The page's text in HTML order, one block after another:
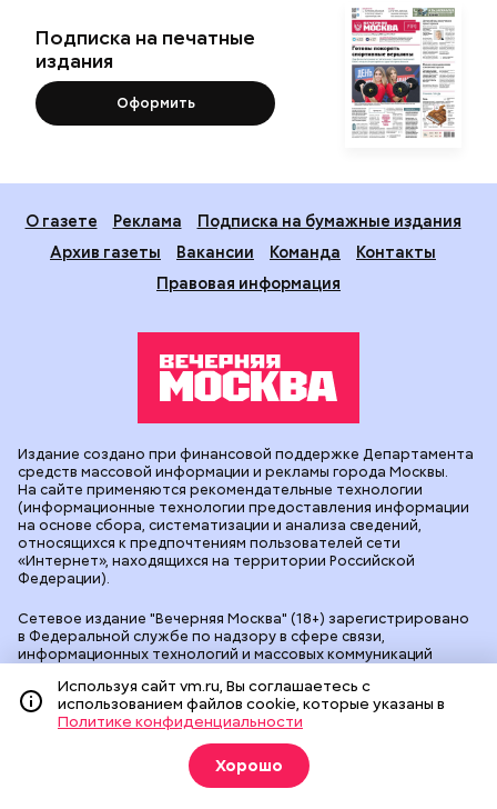
Подписка на печатные
издания
Оформить
О газете Реклама
Подписка на бумажные издания
Архив газеты
Вакансии Команда
Контакты
Правовая информация
Сетевое издание "Вечерняя Москва" (18+) зарегистрировано
в Федеральной службе по надзору в сфере связи,
информационных технологий и массовых коммуникаций
90524 от 09.12.2025. Учредитель: АО "Редакция газеты
"Вечерняя Москва". Главный редактор vm.ru: Александр
Геннадьевич Глуходедов. Адрес редакции: 127015, г.Москва,
Бумажный пр-д, д. 14, стр. 2. Телефон:+7(499)557-04-24
. Почта для связи с редакцией сайта:
Издание создано при финансовой поддержке Департамента
средств массовой информации и рекламы города Москвы.
На сайте применяются рекомендательные технологии
(информационные технологии предоставления информации
на основе сбора, систематизации и анализа сведений,
относящихся к предпочтениям пользователей сети
«Интернет», находящихся на территории Российской
Федерации).
Используя сайт vm.ru, Вы соглашаетесь с
использованием файлов cookie, которые указаны в
Политике конфиденциальности
Хорошо